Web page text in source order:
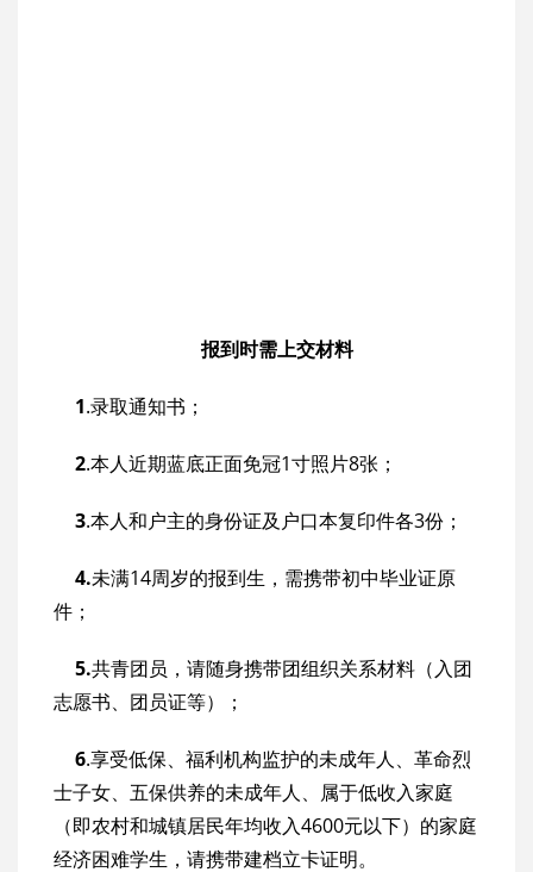
报到时需上交材料
1.录取通知书；
2.本人近期蓝底正面免冠1寸照片8张；
3.本人和户主的身份证及户口本复印件各3份；
4.未满14周岁的报到生，需携带初中毕业证原
件；
5.共青团员，请随身携带团组织关系材料（入团
志愿书、团员证等）；
6.享受低保、福利机构监护的未成年人、革命烈
士子女、五保供养的未成年人、属于低收入家庭
（即农村和城镇居民年均收入4600元以下）的家庭
经济困难学生，请携带建档立卡证明。